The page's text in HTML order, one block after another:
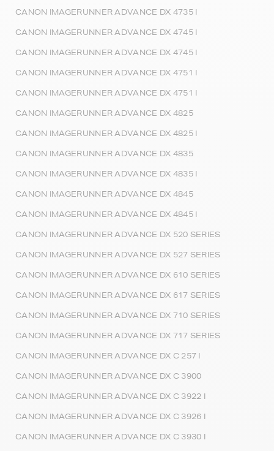
CANON IMAGERUNNER ADVANCE DX 4735 I
CANON IMAGERUNNER ADVANCE DX 4745 I
CANON IMAGERUNNER ADVANCE DX 4745 I
CANON IMAGERUNNER ADVANCE DX 4751 I
CANON IMAGERUNNER ADVANCE DX 4751 I
CANON IMAGERUNNER ADVANCE DX 4825
CANON IMAGERUNNER ADVANCE DX 4825 I
CANON IMAGERUNNER ADVANCE DX 4835
CANON IMAGERUNNER ADVANCE DX 4835 I
CANON IMAGERUNNER ADVANCE DX 4845
CANON IMAGERUNNER ADVANCE DX 4845 I
CANON IMAGERUNNER ADVANCE DX 520 SERIES
CANON IMAGERUNNER ADVANCE DX 527 SERIES
CANON IMAGERUNNER ADVANCE DX 610 SERIES
CANON IMAGERUNNER ADVANCE DX 617 SERIES
CANON IMAGERUNNER ADVANCE DX 710 SERIES
CANON IMAGERUNNER ADVANCE DX 717 SERIES
CANON IMAGERUNNER ADVANCE DX C 257 I
CANON IMAGERUNNER ADVANCE DX C 3900
CANON IMAGERUNNER ADVANCE DX C 3922 I
CANON IMAGERUNNER ADVANCE DX C 3926 I
CANON IMAGERUNNER ADVANCE DX C 3930 I